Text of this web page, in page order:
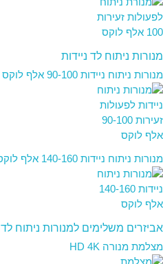
מנורות ניתוח לד ניידות
מנורות ניתוח ניידות 90-100 אלף לוקס
מנורות ניתוח ניידות 140-160 אלף לוקס
אביזרים משלימים למנורות ניתוח לד
מצלמת מנורה HD 4K